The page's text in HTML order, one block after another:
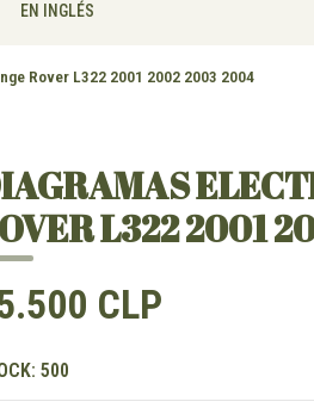
EN INGLÉS
Rover L322 2001 2002 2003 2004
L322 2001
CLP
500